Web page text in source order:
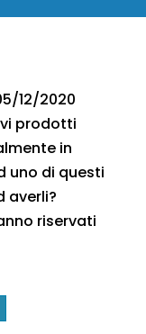
12/2020
prodotti
in
uno di questi
averli?
riservati